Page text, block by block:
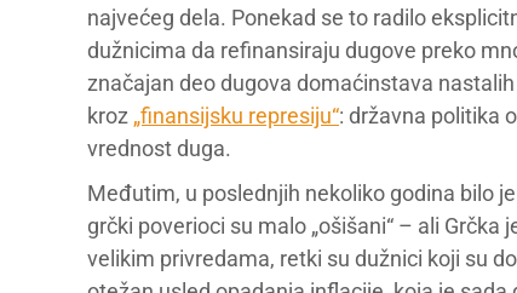
najvećeg dela. Ponekad se to radilo
dužnicima da refinansiraju dugove preko
značajan deo dugova domaćinstava
kroz „finansijsku represiju“: državna politika
vrednost duga.
Međutim, u poslednjih nekoliko godina bilo
grčki poverioci su malo „ošišani“ – ali
velikim privredama, retki su dužnici koji su